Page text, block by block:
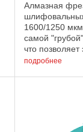
Алмазная
1600/1250
самой
что
обдирку
подробнее